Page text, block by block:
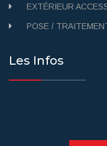
EXTÉRIEUR
POSE /
Les Infos